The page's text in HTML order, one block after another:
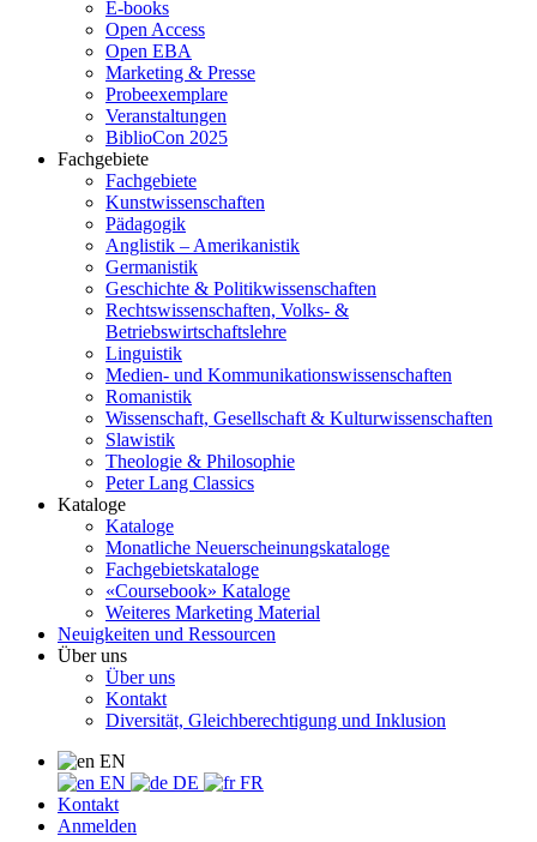
E-books
Open Access
Open EBA
Marketing & Presse
Probeexemplare
Veranstaltungen
BiblioCon 2025
Fachgebiete
Fachgebiete
Kunstwissenschaften
Pädagogik
Anglistik – Amerikanistik
Germanistik
Geschichte & Politikwissenschaften
Rechtswissenschaften, Volks- &
Betriebswirtschaftslehre
Linguistik
Medien- und Kommunikationswissenschaften
Romanistik
Wissenschaft, Gesellschaft & Kulturwissenschaften
Slawistik
Theologie & Philosophie
Peter Lang Classics
Kataloge
Kataloge
Monatliche Neuerscheinungskataloge
Fachgebietskataloge
«Coursebook» Kataloge
Weiteres Marketing Material
Neuigkeiten und Ressourcen
Über uns
Über uns
Kontakt
Diversität, Gleichberechtigung und Inklusion
EN
EN
DE
FR
Kontakt
Anmelden